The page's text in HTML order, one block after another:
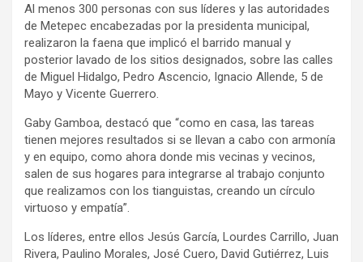
Al menos 300 personas con sus líderes y las autoridades
de Metepec encabezadas por la presidenta municipal,
realizaron la faena que implicó el barrido manual y
posterior lavado de los sitios designados, sobre las calles
de Miguel Hidalgo, Pedro Ascencio, Ignacio Allende, 5 de
Mayo y Vicente Guerrero.
Gaby Gamboa, destacó que “como en casa, las tareas
tienen mejores resultados si se llevan a cabo con armonía
y en equipo, como ahora donde mis vecinas y vecinos,
salen de sus hogares para integrarse al trabajo conjunto
que realizamos con los tianguistas, creando un círculo
virtuoso y empatía”.
Los líderes, entre ellos Jesús García, Lourdes Carrillo, Juan
Rivera, Paulino Morales, José Cuero, David Gutiérrez, Luis